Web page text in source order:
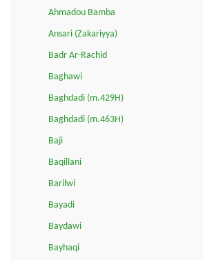
Ahmadou Bamba
Ansari (Zakariyya)
Badr Ar-Rachid
Baghawi
Baghdadi (m.429H)
Baghdadi (m.463H)
Baji
Baqillani
Barilwi
Bayadi
Baydawi
Bayhaqi